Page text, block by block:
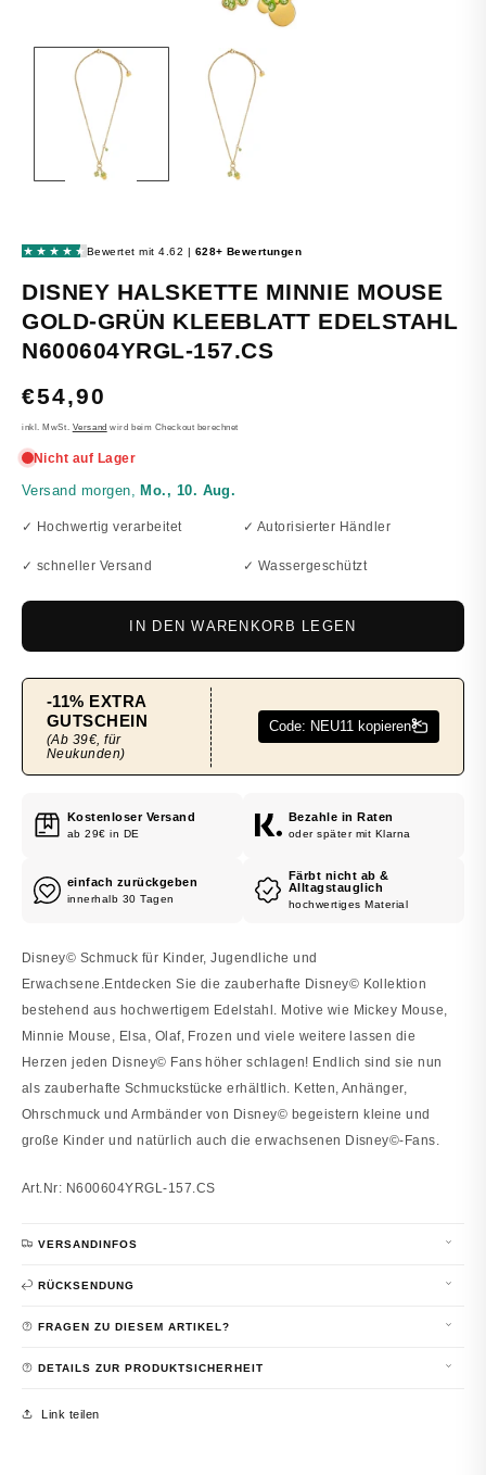
MEDIEN
MODAL
ÖFFNEN
DISNEY HALSKETTE MINNIE MOUSE
GOLD-GRÜN KLEEBLATT EDELSTAHL
N600604YRGL-157.CS
NORMALER
PREIS
€54,90
inkl. MwSt. Versand wird beim Checkout berechnet
✓ Hochwertig verarbeitet ✓ Autorisierter Händler
✓ schneller Versand ✓ Wassergeschützt
IN DEN WARENKORB LEGEN
Kostenloser Versand
ab 29€ in DE
Bezahle in Raten
oder später mit Klarna
einfach zurückgeben
innerhalb 30 Tagen
Färbt nicht ab &
Alltagstauglich
hochwertiges Material
Disney© Schmuck für Kinder, Jugendliche und
Erwachsene.Entdecken Sie die zauberhafte Disney© Kollektion
bestehend aus hochwertigem Edelstahl. Motive wie Mickey Mouse,
Minnie Mouse, Elsa, Olaf, Frozen und viele weitere lassen die
Herzen jeden Disney© Fans höher schlagen! Endlich sind sie nun
als zauberhafte Schmuckstücke erhältlich. Ketten, Anhänger,
Ohrschmuck und Armbänder von Disney© begeistern kleine und
große Kinder und natürlich auch die erwachsenen Disney©-Fans.
Art.Nr: N600604YRGL-157.CS
VERSANDINFOS
RÜCKSENDUNG
FRAGEN ZU DIESEM ARTIKEL?
DETAILS ZUR PRODUKTSICHERHEIT
Link teilen